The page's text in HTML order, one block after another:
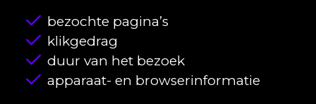
bezochte pagina’s
klikgedrag
duur van het bezoek
apparaat- en browserinformatie